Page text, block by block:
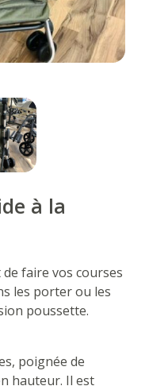
à la
faire vos courses
les porter ou les
poussette.
poignée de
hauteur. Il est